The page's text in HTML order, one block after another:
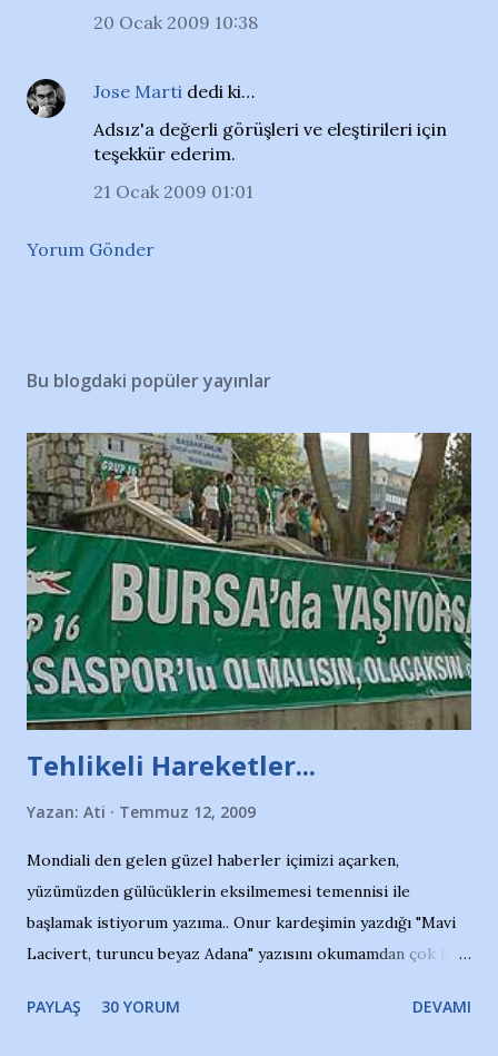
20 Ocak 2009 10:38
Jose Marti dedi ki…
Adsız'a değerli görüşleri ve eleştirileri için
teşekkür ederim.
21 Ocak 2009 01:01
Yorum Gönder
Bu blogdaki popüler yayınlar
Tehlikeli Hareketler...
Yazan: Ati Temmuz 12, 2009
Mondiali den gelen güzel haberler içimizi açarken,
yüzümüzden gülücüklerin eksilmemesi temennisi ile
başlamak istiyorum yazıma.. Onur kardeşimin yazdığı "Mavi
Lacivert, turuncu beyaz Adana" yazısını okumamdan çok kısa
irkildim.. "Bursasporlu taraftarlar, İstanbul takımlarının
PAYLAŞ 30 YORUM DEVAMI